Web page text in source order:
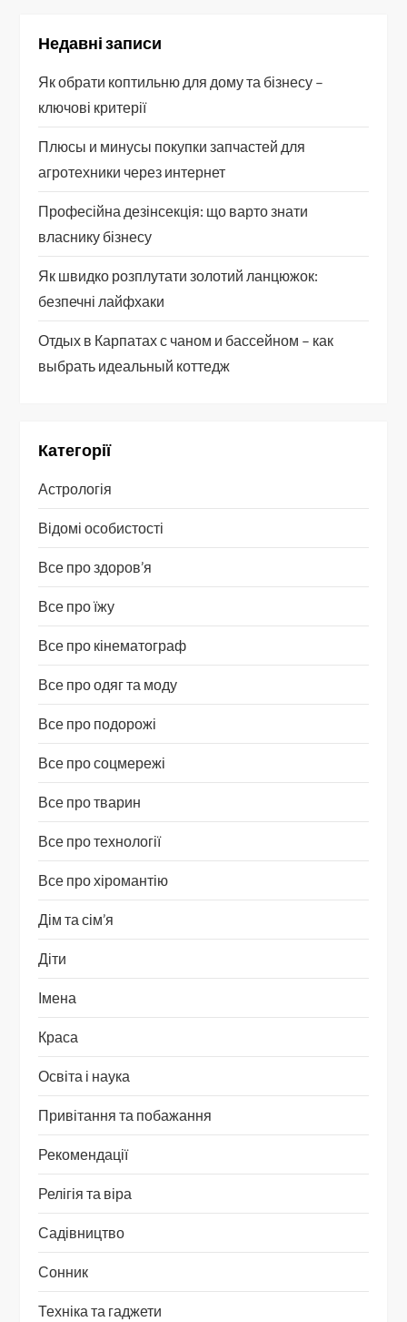
Недавні записи
Як обрати коптильню для дому та бізнесу –
ключові критерії
Плюсы и минусы покупки запчастей для
агротехники через интернет
Професійна дезінсекція: що варто знати
власнику бізнесу
Як швидко розплутати золотий ланцюжок:
безпечні лайфхаки
Отдых в Карпатах с чаном и бассейном – как
выбрать идеальный коттедж
Категорії
Астрологія
Відомі особистості
Все про здоров’я
Все про їжу
Все про кінематограф
Все про одяг та моду
Все про подорожі
Все про соцмережі
Все про тварин
Все про технології
Все про хіромантію
Дім та сім’я
Діти
Імена
Краса
Освіта і наука
Привітання та побажання
Рекомендації
Релігія та віра
Садівництво
Сонник
Техніка та гаджети